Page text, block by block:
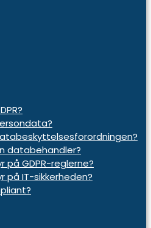
databehandler?
på GDPR-reglerne?
på IT-sikkerheden?